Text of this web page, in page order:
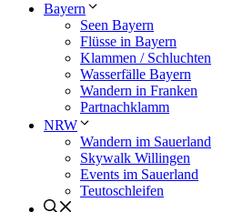
Bayern
Seen Bayern
Flüsse in Bayern
Klammen / Schluchten
Wasserfälle Bayern
Wandern in Franken
Partnachklamm
NRW
Wandern im Sauerland
Skywalk Willingen
Events im Sauerland
Teutoschleifen